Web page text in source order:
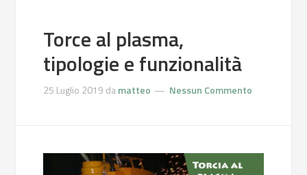
Torce al plasma,
tipologie e funzionalità
25 Luglio 2019 damatteo Nessun Commento